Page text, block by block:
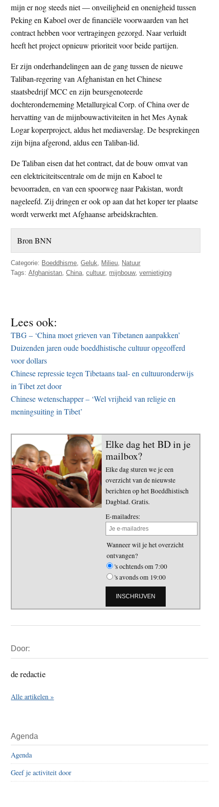
mijn er nog steeds niet — onveiligheid en onenigheid tussen
Peking en Kaboel over de financiële voorwaarden van het
contract hebben voor vertragingen gezorgd. Naar verluidt
heeft het project opnieuw prioriteit voor beide partijen.
Er zijn onderhandelingen aan de gang tussen de nieuwe
Taliban-regering van Afghanistan en het Chinese
staatsbedrijf MCC en zijn beursgenoteerde
dochteronderneming Metallurgical Corp. of China over de
hervatting van de mijnbouwactiviteiten in het Mes Aynak
Logar koperproject, aldus het mediaverslag. De besprekingen
zijn bijna afgerond, aldus een Taliban-lid.
De Taliban eisen dat het contract, dat de bouw omvat van
een elektriciteitscentrale om de mijn en Kaboel te
bevoorraden, en van een spoorweg naar Pakistan, wordt
nageleefd. Zij dringen er ook op aan dat het koper ter plaatse
wordt verwerkt met Afghaanse arbeidskrachten.
Bron BNN
Categorie: Boeddhisme,Geluk, Milieu, Natuur
Tags:Afghanistan,China,cultuur, mijnbouw,vernietiging
Lees ook:
TBG – ‘China moet grieven van Tibetanen aanpakken’
Duizenden jaren oude boeddhistische cultuur opgeofferd
voor dollars
Chinese repressie tegen Tibetaans taal- en cultuuronderwijs
in Tibet zet door
Chinese wetenschapper – ‘Wel vrijheid van religie en
meningsuiting in Tibet’
Elke dag het BD in je
mailbox?
Elke dag sturen we je een
overzicht van de nieuwste
berichten op het Boeddhistisch
Dagblad. Gratis.
E-mailadres:
Wanneer wil je het overzicht
ontvangen?
's ochtends om 7:00
's avonds om 19:00
Sidebar
Door:
de redactie
Alle artikelen »
Agenda
Agenda
Geef je activiteit door